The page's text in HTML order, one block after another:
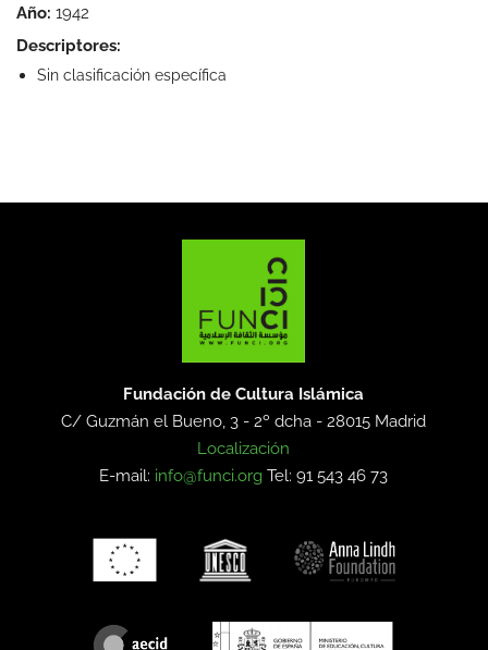
Año: 1942
Descriptores:
Sin clasificación específica
Fundación de Cultura Islámica
C/ Guzmán el Bueno, 3 - 2º dcha -28015 Madrid
Localización
E-mail: info@funci.org Tel: 91 543 46 73